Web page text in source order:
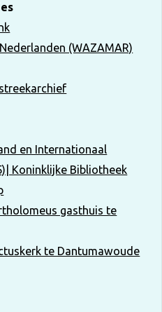
(WAZAMAR)
en Internationaal
Koninklijke Bibliotheek
gasthuis te
te Dantumawoude